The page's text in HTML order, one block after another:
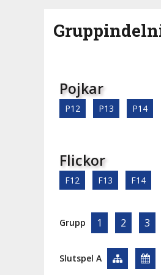
Pojkar
P12 P13 P14
Flickor
F12 F13 F14
Grupp 1 2 3
Slutspel A